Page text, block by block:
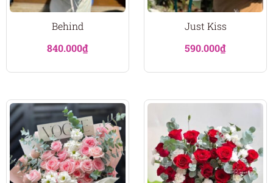
Behind
840.000₫
Just Kiss
590.000₫